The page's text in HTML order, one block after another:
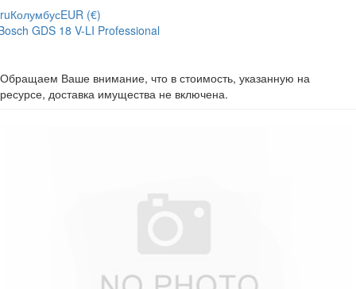
ruКолумбусEUR (€)
GDS 18 V-LI Professional
Обращаем Ваше внимание, что в стоимость, указанную на
ресурсе, доставка имущества не включена.